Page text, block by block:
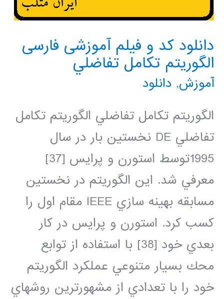
دانلود کد و فیلم آموزشی فارسی
الگوریتم تكامل تفاضلي
آموزش, دانلود
الگوريتم تكامل تفاضلي الگوريتم تكامل
تفاضلي DE نخستين بار در سال
1995توسط استورن و پرايس [37]
معرفي شد. اين الگوريتم در نخستين
مسابقه بهينه سازي IEEE مقام اول را
كسب كرد. استورن و پرايس در كار
بعدي خود [38] با استفاده از توابع
محك بسيار متنوعي عملكرد الگوريتم
خود را با تعدادي از مشهورترين روشهاي